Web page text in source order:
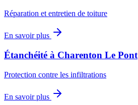
Réparation et entretien de toiture
En savoir plus
Étanchéité à Charenton Le Pont
Protection contre les infiltrations
En savoir plus